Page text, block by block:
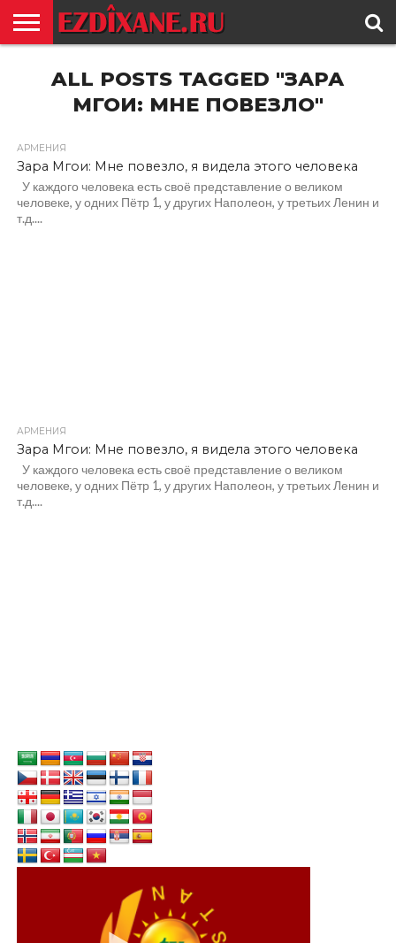
ЕЗИДИЗМ
НОВОСТИ
ИСТОРИЯ
КУЛЬТУРА
КОНТАКТ
ALL POSTS TAGGED "ЗАРА
МГОИ: МНЕ ПОВЕЗЛО"
АРМЕНИЯ
Зара Мгои: Мне повезло, я видела этого человека
У каждого человека есть своё представление о великом
человеке, у одних Пётр 1, у других Наполеон, у третьих Ленин и
т.д....
АРМЕНИЯ
Зара Мгои: Мне повезло, я видела этого человека
У каждого человека есть своё представление о великом
человеке, у одних Пётр 1, у других Наполеон, у третьих Ленин и
т.д....